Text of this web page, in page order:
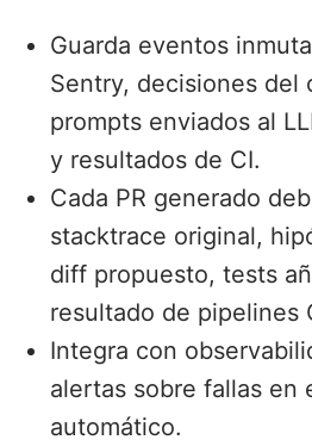
Guarda eventos
Sentry, decisiones del
prompts enviados al
y resultados de CI.
Cada PR generado
stacktrace original,
diff propuesto, tests
resultado de pipelines
Integra con
alertas sobre fallas en
automático.